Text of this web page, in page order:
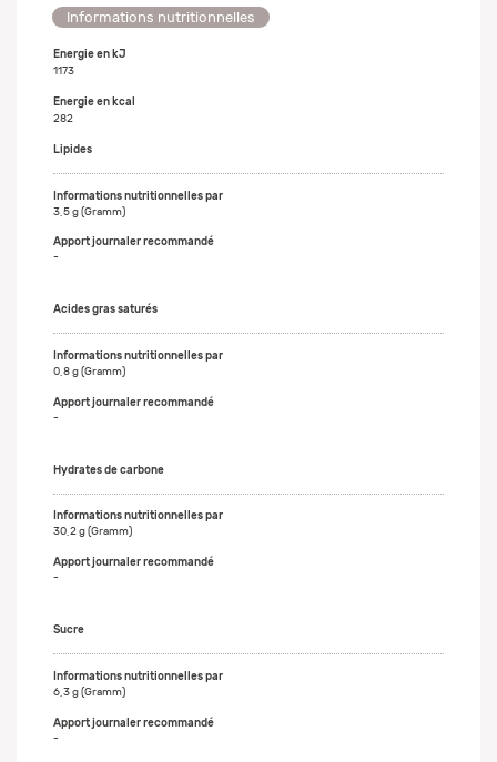
Informations nutritionnelles
Energie en kJ
1173
Energie en kcal
282
Lipides
3,5 g (Gramm)
-
Acides gras saturés
0,8 g (Gramm)
-
Hydrates de carbone
30,2 g (Gramm)
-
Sucre
6,3 g (Gramm)
-